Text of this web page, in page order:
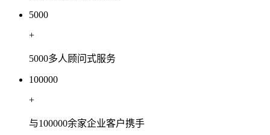
5000
+
5000多人顾问式服务
100000
+
与100000余家企业客户携手